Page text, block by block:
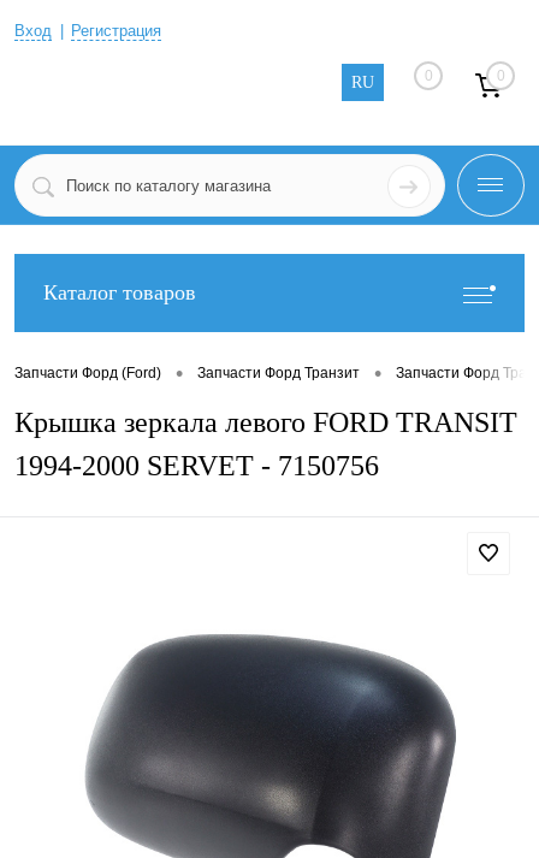
Вход Регистрация
RU 0 0
Каталог товаров
Запчасти Форд (Ford) • Запчасти Форд Транзит • Запчасти Форд
Крышка зеркала левого FORD TRANSIT
1994-2000 SERVET - 7150756